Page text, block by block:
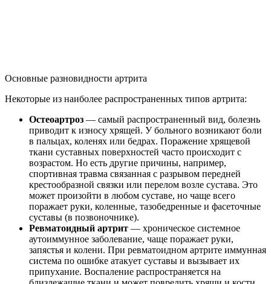
Основные разновидности артрита
Некоторые из наиболее распространенных типов артрита:
Остеоартроз — самый распространенный вид, болезнь
приводит к износу хрящей. У больного возникают боли
в пальцах, коленях или бедрах. Поражение хрящевой
ткани суставных поверхностей часто происходит с
возрастом. Но есть другие причины, например,
спортивная травма связанная с разрывом передней
крестообразной связки или перелом возле сустава. Это
может произойти в любом суставе, но чаще всего
поражает руки, коленные, тазобедренные и фасеточные
суставы (в позвоночнике).
Ревматоидный артрит — хроническое системное
аутоиммунное заболевание, чаще поражает руки,
запястья и колени. При ревматоидном артрите иммунная
система по ошибке атакует суставы и вызывает их
припухание. Воспаление распространяется на